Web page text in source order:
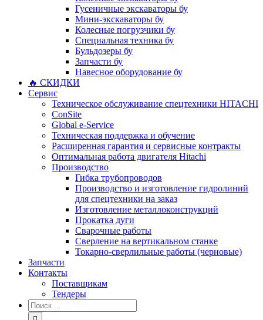
Гусеничные экскаваторы бу
Мини-экскаваторы бу
Колесные погрузчики бу
Специальная техника бу
Бульдозеры бу
Запчасти бу
Навесное оборудование бу
🔥 СКИДКИ
Сервис
Техническое обслуживание спецтехники HITACHI
ConSite
Global e-Service
Техническая поддержка и обучение
Расширенная гарантия и сервисные контракты
Оптимальная работа двигателя Hitachi
Производство
Гибка трубопроводов
Производство и изготовление гидролиний
для спецтехники на заказ
Изготовление металлоконструкций
Прокатка дуги
Сварочные работы
Сверление на вертикальном станке
Токарно-сверлильные работы (черновые)
Запчасти
Контакты
Поставщикам
Тендеры
Результат
поиска: